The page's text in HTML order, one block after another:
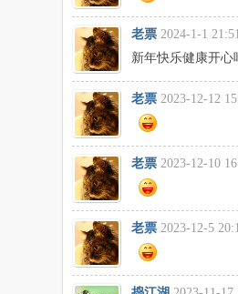
老票 2024-1-1
新年快乐健康开
老票 2023-12-12
老票 2023-12-10
老票 2023-12-5